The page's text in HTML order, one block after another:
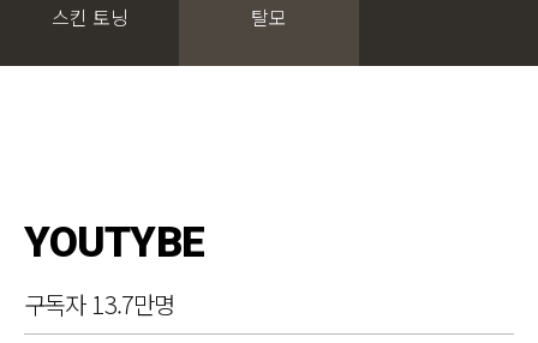
스킨 토닝 탈모
YOUTYBE
구독자 13.7만명